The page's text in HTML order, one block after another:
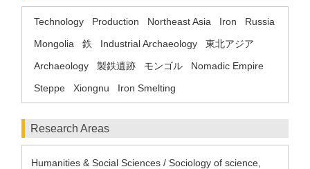
Technology Production Northeast Asia Iron
Russia
Mongolia
鉄 Industrial Archaeology
東北アジア
Archaeology
製鉄遺跡 モンゴル
Nomadic Empire
Steppe
Xiongnu Iron Smelting
Research Areas
Humanities & Social Sciences / Sociology of science,